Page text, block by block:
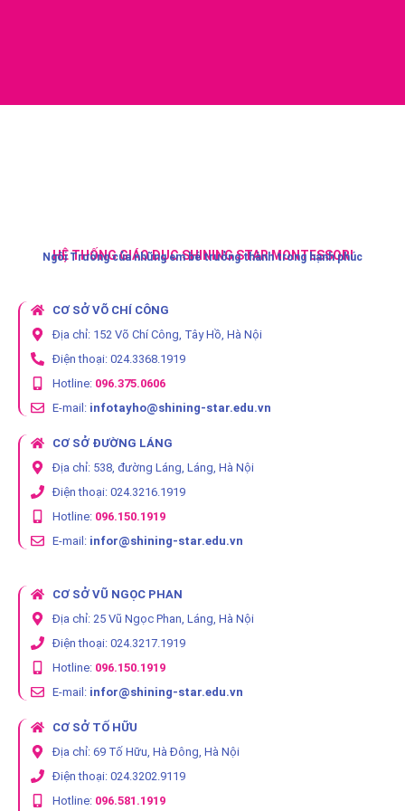
HỆ THỐNG GIÁO DỤC SHINING STAR MONTESSORI
Ngôi Trường của những em bé trưởng thành trong hạnh phúc
CƠ SỞ VÕ CHÍ CÔNG
Địa chỉ: 152 Võ Chí Công, Tây Hồ, Hà Nội
Điện thoại: 024.3368.1919
Hotline: 096.375.0606
E-mail: infotayho@shining-star.edu.vn
CƠ SỞ ĐƯỜNG LÁNG
Địa chỉ: 538, đường Láng, Láng, Hà Nội
Điện thoại: 024.3216.1919
Hotline: 096.150.1919
E-mail: infor@shining-star.edu.vn
CƠ SỞ VŨ NGỌC PHAN
Địa chỉ: 25 Vũ Ngọc Phan, Láng, Hà Nội
Điện thoại: 024.3217.1919
Hotline: 096.150.1919
E-mail: infor@shining-star.edu.vn
CƠ SỞ TỐ HỮU
Địa chỉ: 69 Tố Hữu, Hà Đông, Hà Nội
Điện thoại: 024.3202.9119
Hotline: 096.581.1919